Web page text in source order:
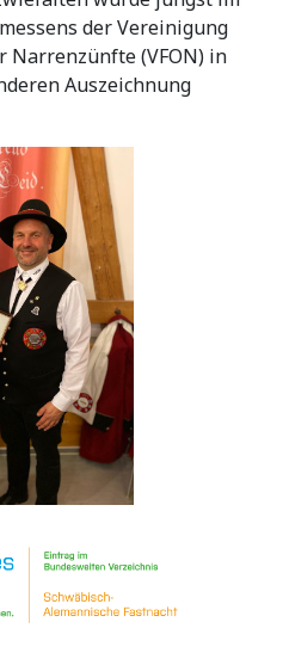
der Vereinigung
Narrenzünfte (VFON) in
Auszeichnung